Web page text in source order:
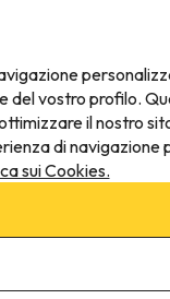
del vostro profilo.
il nostro
di navigazione
sui Cookies.